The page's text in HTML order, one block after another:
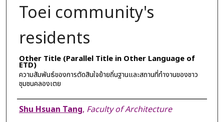
Toei community's
residents
Other Title (Parallel Title in Other Language of
ETD)
ความสัมพันธ์ของการตัดสินใจย้ายถิ่นฐานและสถานที่ทำงานของชาว
ชุมชนคลองเตย
Author
Shu Hsuan Tang, Faculty of Architecture